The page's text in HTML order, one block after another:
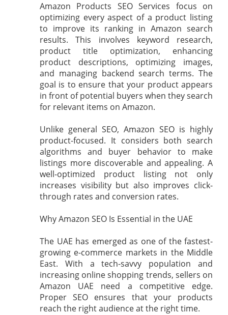
Amazon Products SEO Services focus on
optimizing every aspect of a product listing
to improve its ranking in Amazon search
results. This involves keyword research,
product title optimization, enhancing
product descriptions, optimizing images,
and managing backend search terms. The
goal is to ensure that your product appears
in front of potential buyers when they search
for relevant items on Amazon.
Unlike general SEO, Amazon SEO is highly
product-focused. It considers both search
algorithms and buyer behavior to make
listings more discoverable and appealing. A
well-optimized product listing not only
increases visibility but also improves click-
through rates and conversion rates.
Why Amazon SEO Is Essential in the UAE
The UAE has emerged as one of the fastest-
growing e-commerce markets in the Middle
East. With a tech-savvy population and
increasing online shopping trends, sellers on
Amazon UAE need a competitive edge.
Proper SEO ensures that your products
reach the right audience at the right time.